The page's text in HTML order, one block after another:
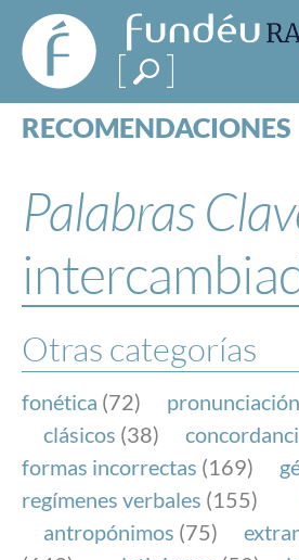
FundéuRAE
- Fundación
del Español
Urgente
RECOMENDACIONES
ESPECIALES
BLOG
NOTICIAS
FundéuRAE es una
y la Real Academia
el buen uso del español en
Internet.
Palabras
Otras categorías
fonética (72) pronunciación
clásicos (38)
formas incorrectas (169)
regímenes verbales (155)
antropónimos (75)